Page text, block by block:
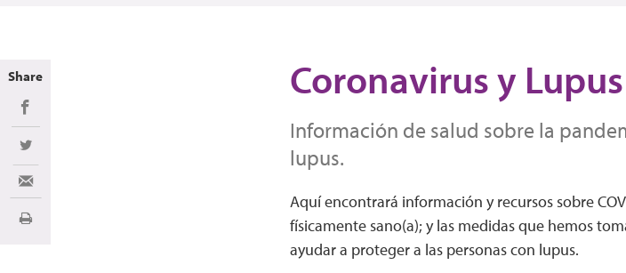
Coronavirus y Lupus
Información de salud sobre la
lupus.
Aquí encontrará información y recursos sobre
físicamente sano(a); y las medidas que hemos
ayudar a proteger a las personas con lupus.
Share
Share on Facebook
Share on Twitter
Share via Email
Imprimir